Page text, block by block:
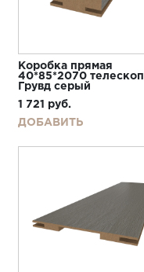
Коробка прямая
40*85*2070 телескоп
Грувд серый
1 721
руб.
ДОБАВИТЬ